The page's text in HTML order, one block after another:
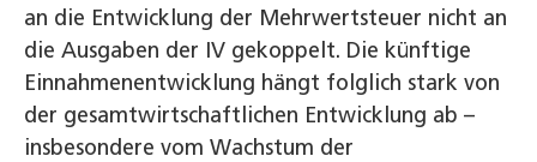
an die Entwicklung der Mehrwertsteuer nicht an
die Ausgaben der IV gekoppelt. Die künftige
Einnahmenentwicklung hängt folglich stark von
der gesamtwirtschaftlichen Entwicklung ab –
insbesondere vom Wachstum der